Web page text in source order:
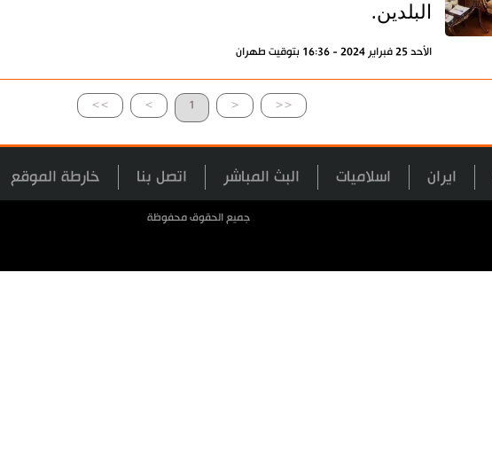
البلدين.
الأحد 25 فبراير 2024 - 16:36 بتوقيت طهران
>> > 1 < <<
ايران اسلاميات البث المباشر اتصل بنا خارطة الموقع
جميع الحقوق محفوظة